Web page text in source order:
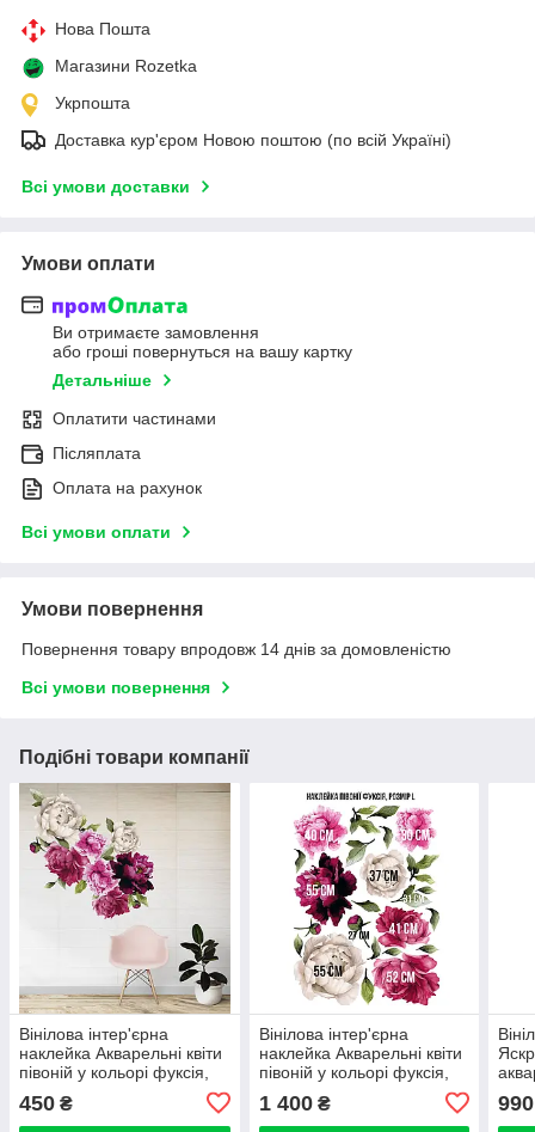
Нова Пошта
Магазини Rozetka
Укрпошта
Доставка кур'єром Новою поштою (по всій Україні)
Всі умови доставки
Умови оплати
Ви отримаєте замовлення
або гроші повернуться на вашу картку
Детальніше
Оплатити частинами
Післяплата
Оплата на рахунок
Всі умови оплати
Умови повернення
Повернення товару впродовж 14 днів за домовленістю
Всі умови повернення
Подібні товари компанії
Вінілова інтер'єрна
наклейка Акварельні квіти
півоній у кольорі фуксія,
450 ₴
Вінілова інтер'єрна
наклейка Акварельні квіти
півоній у кольорі фуксія,
1 400₴ 990